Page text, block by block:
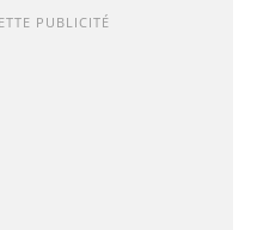
PUBLICITÉ